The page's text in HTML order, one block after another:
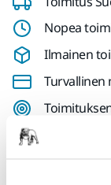
Nopea
Ilmainen
Turvallinen
Tee